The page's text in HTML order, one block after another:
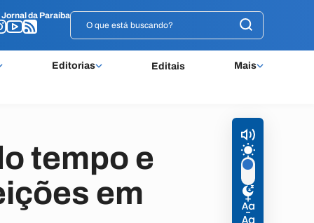
Jornal da Paraíba
Editorias Editais Mais
Jornal da Paraíba
tempo e
em